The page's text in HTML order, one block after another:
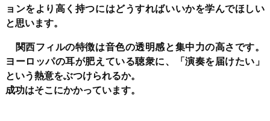
ョンをより高く持つにはどうすればいいかを学んでほしい
と思います。
関西フィルの特徴は音色の透明感と集中力の高さです。
ヨーロッパの耳が肥えている聴衆に、「演奏を届けたい」
という熱意をぶつけられるか。
成功はそこにかかっています。